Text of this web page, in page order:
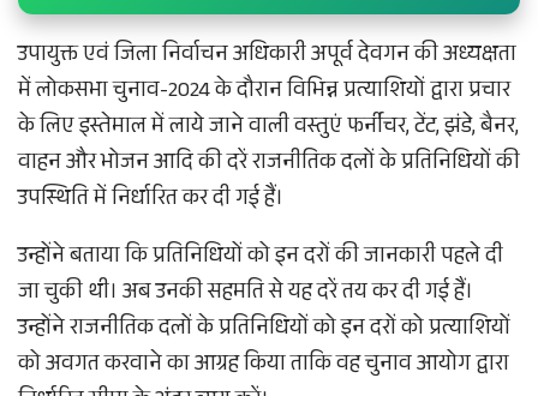
उपायुक्त एवं जिला निर्वाचन अधिकारी अपूर्व देवगन की अध्यक्षता
में लोकसभा चुनाव-2024 के दौरान विभिन्न प्रत्याशियों द्वारा प्रचार
के लिए इस्तेमाल में लाये जाने वाली वस्तुएं फर्नीचर, टेंट, झंडे, बैनर,
वाहन और भोजन आदि की दरें राजनीतिक दलों के प्रतिनिधियों की
उपस्थिति में निर्धारित कर दी गई हैं।
उन्होंने बताया कि प्रतिनिधियों को इन दरों की जानकारी पहले दी
जा चुकी थी। अब उनकी सहमति से यह दरें तय कर दी गई हैं।
उन्होंने राजनीतिक दलों के प्रतिनिधियों को इन दरों को प्रत्याशियों
को अवगत करवाने का आग्रह किया ताकि वह चुनाव आयोग द्वारा